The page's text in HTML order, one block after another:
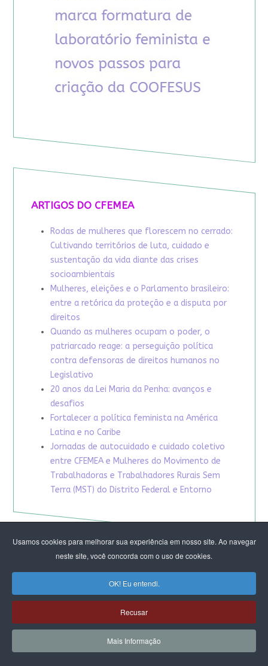
Usamos cookies para melhorar sua experiência em nosso site. Ao navegar
neste site, você concorda com o uso de cookies.
OK! Eu entendi.
Recusar
Mais Informação
ARTIGOS DO CFEMEA
Rodas de mulheres que florescem no cerrado:
Cultivando territórios de luta, cuidado e
sustentação da vida diante das crises
socioambientais
Mulheres, eleições e o Parlamento brasileiro:
entre a retórica da proteção e a disputa por
direitos
Quando as mulheres ocupam o poder, o
patriarcado reage: a perseguição política
contra defensoras de direitos humanos no
Legislativo
20 anos da Lei Maria da Penha: avanços e
desafios
Fortalecer a política feminista na América
Latina e no Caribe
Jornadas de autocuidado e cuidado coletivo
entre CFEMEA e Mulheres do Movimento de
Trabalhadoras e Trabalhadores Rurais Sem
Terra (MST) do Distrito Federal e Entorno